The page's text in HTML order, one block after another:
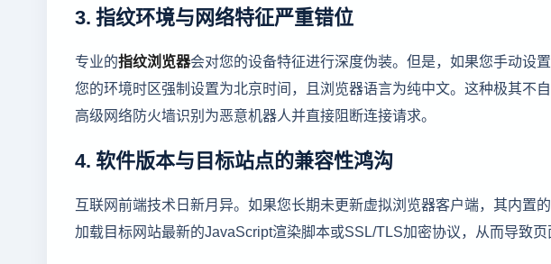
3. 指纹环境与网络特征严重错位
专业的指纹浏览器会对您的设备特征进行深度伪装。但是，如果您手动设
您的环境时区强制设置为北京时间，且浏览器语言为纯中文。这种极其不
高级网络防火墙识别为恶意机器人并直接阻断连接请求。
4. 软件版本与目标站点的兼容性鸿沟
互联网前端技术日新月异。如果您长期未更新虚拟浏览器客户端，其内置
加载目标网站最新的JavaScript渲染脚本或SSL/TLS加密协议，从而导致页